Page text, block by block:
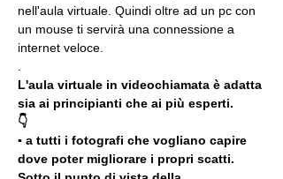
nell'aula virtuale. Quindi oltre ad un pc con
un mouse ti servirà una connessione a
internet veloce.
L'aula virtuale in videochiamata è adatta
sia ai principianti che ai più esperti.
👇
▪️ a tutti i fotografi che vogliano capire
dove poter migliorare i propri scatti.